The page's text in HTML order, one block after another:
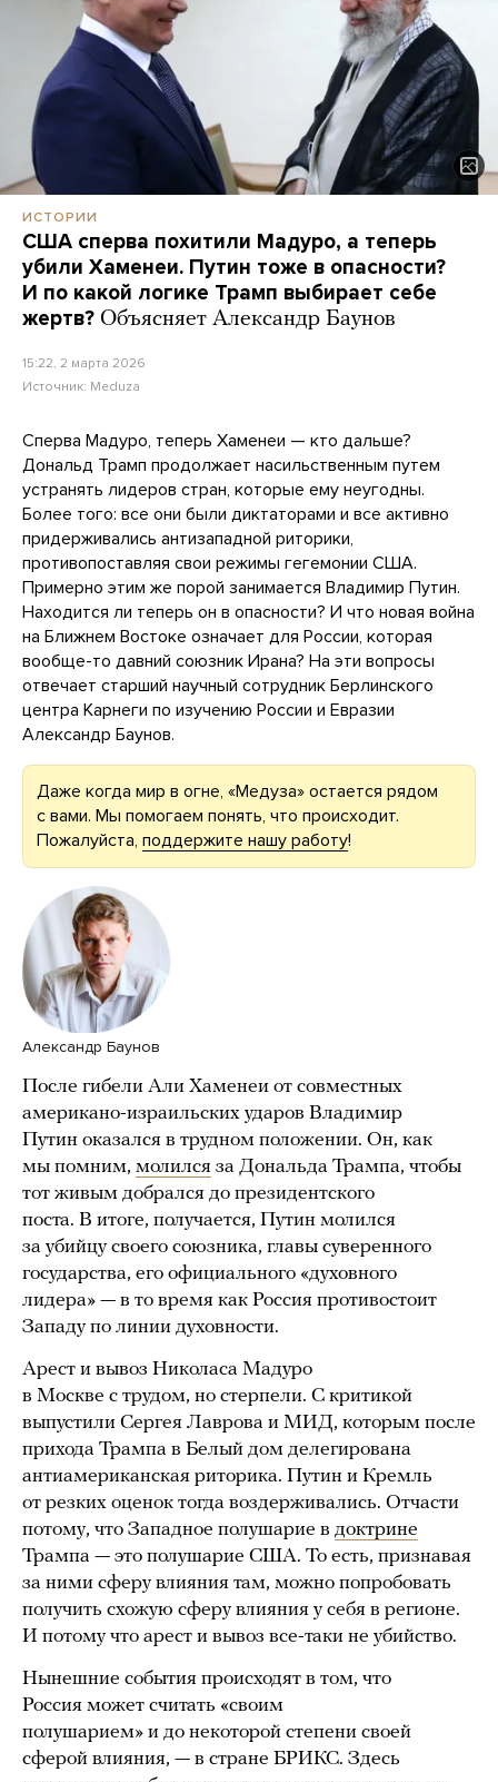
ИСТОРИИ
США сперва похитили Мадуро, а теперь
убили Хаменеи. Путин тоже в опасности?
И по какой логике Трамп выбирает себе
жертв? Объясняет Александр Баунов
15:22, 2 марта 2026
Источник: Meduza
Сперва Мадуро, теперь Хаменеи — кто дальше?
Дональд Трамп продолжает насильственным путем
устранять лидеров стран, которые ему неугодны.
Более того: все они были диктаторами и все активно
придерживались антизападной риторики,
противопоставляя свои режимы гегемонии США.
Примерно этим же порой занимается Владимир Путин.
Находится ли теперь он в опасности? И что новая война
на Ближнем Востоке означает для России, которая
вообще-то давний союзник Ирана? На эти вопросы
отвечает старший научный сотрудник Берлинского
центра Карнеги по изучению России и Евразии
Александр Баунов.
Даже когда мир в огне, «Медуза» остается рядом
с вами. Мы помогаем понять, что происходит.
Пожалуйста, поддержите нашу работу!
Александр Баунов
После гибели Али Хаменеи от совместных
американо-израильских ударов Владимир
Путин оказался в трудном положении. Он, как
мы помним, молился за Дональда Трампа, чтобы
тот живым добрался до президентского
поста. В итоге, получается, Путин молился
за убийцу своего союзника, главы суверенного
государства, его официального «духовного
лидера» — в то время как Россия противостоит
Западу по линии духовности.
Арест и вывоз Николаса Мадуро
в Москве с трудом, но стерпели. С критикой
выпустили Сергея Лаврова и МИД, которым после
прихода Трампа в Белый дом делегирована
антиамериканская риторика. Путин и Кремль
от резких оценок тогда воздерживались. Отчасти
потому, что Западное полушарие в доктрине
Трампа — это полушарие США. То есть, признавая
за ними сферу влияния там, можно попробовать
получить схожую сферу влияния у себя в регионе.
И потому что арест и вывоз все-таки не убийство.
Нынешние события происходят в том, что
Россия может считать «своим
полушарием» и до некоторой степени своей
сферой влияния, — в стране БРИКС. Здесь